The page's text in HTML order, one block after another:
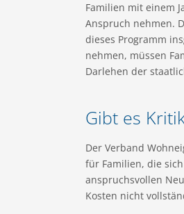
Familien mit einem
Anspruch nehmen.
dieses Programm
nehmen, müssen
Darlehen der
Gibt es
Der Verband
für Familien, die
anspruchsvollen
Kosten nicht